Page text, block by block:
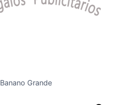
Banano Grande